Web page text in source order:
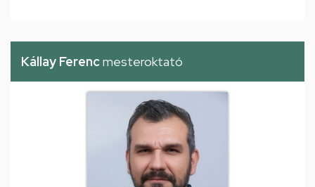
Kállay Ferencmesteroktató